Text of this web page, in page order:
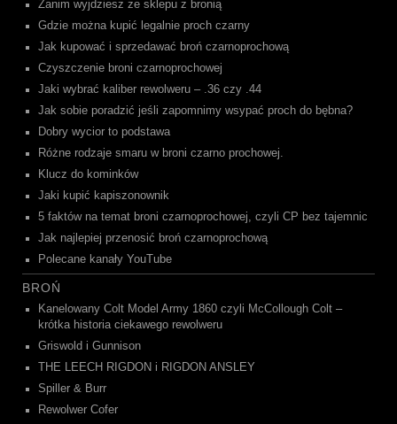
Zanim wyjdziesz ze sklepu z bronią
Gdzie można kupić legalnie proch czarny
Jak kupować i sprzedawać broń czarnoprochową
Czyszczenie broni czarnoprochowej
Jaki wybrać kaliber rewolweru – .36 czy .44
Jak sobie poradzić jeśli zapomnimy wsypać proch do bębna?
Dobry wycior to podstawa
Różne rodzaje smaru w broni czarno prochowej.
Klucz do kominków
Jaki kupić kapiszonownik
5 faktów na temat broni czarnoprochowej, czyli CP bez tajemnic
Jak najlepiej przenosić broń czarnoprochową
Polecane kanały YouTube
BROŃ
Kanelowany Colt Model Army 1860 czyli McCollough Colt –
krótka historia ciekawego rewolweru
Griswold i Gunnison
THE LEECH RIGDON i RIGDON ANSLEY
Spiller & Burr
Rewolwer Cofer